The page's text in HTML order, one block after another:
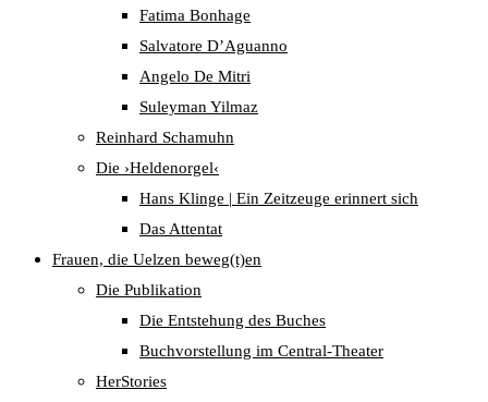
Fatima Bonhage
Salvatore D’Aguanno
Angelo De Mitri
Suleyman Yilmaz
Reinhard Schamuhn
Die ›Heldenorgel‹
Hans Klinge | Ein Zeitzeuge erinnert sich
Das Attentat
Frauen, die Uelzen beweg(t)en
Die Publikation
Die Entstehung des Buches
Buchvorstellung im Central-Theater
HerStories